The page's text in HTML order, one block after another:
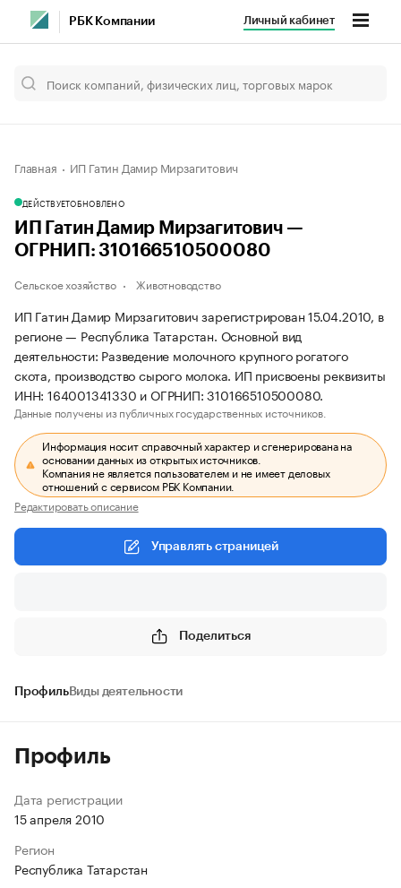
РБК Компании Личный кабинет
Главная ИП Гатин Дамир Мирзагитович
ДЕЙСТВУЕТОБНОВЛЕНО
ИП Гатин Дамир Мирзагитович —
ОГРНИП: 310166510500080
Сельское хозяйство Животноводство
ИП Гатин Дамир Мирзагитович зарегистрирован 15.04.2010, в
регионе — Республика Татарстан. Основной вид
деятельности: Разведение молочного крупного рогатого
скота, производство сырого молока. ИП присвоены реквизиты
ИНН: 164001341330 и ОГРНИП: 310166510500080.
Данные получены из публичных государственных источников.
Информация носит справочный характер и сгенерирована на
основании данных из открытых источников.
Компания не является пользователем и не имеет деловых
отношений с сервисом РБК Компании.
Редактировать описание
Управлять страницей
Поделиться
ПрофильВиды деятельности
Профиль
Дата регистрации
15 апреля 2010
Регион
Республика Татарстан